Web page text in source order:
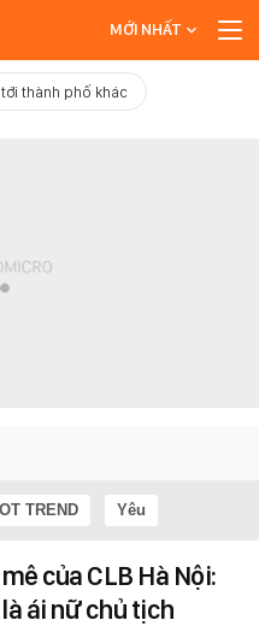
MỚI NHẤT
thành phố khác
TREND Yêu
của CLB Hà Nội:
ái nữ chủ tịch